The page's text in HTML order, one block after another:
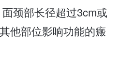
颈部长径超过3cm或
他部位影响功能的瘢